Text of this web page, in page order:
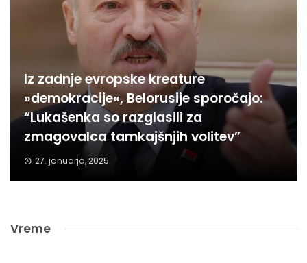
Iz zadnje evropske kreature
»demokracije«, Belorusije sporočajo:
“Lukašenka so razglasili za
zmagovalca tamkajšnjih volitev”
27. januarja, 2025
Vreme